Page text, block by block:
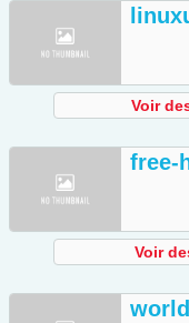
Voir
free-
Voir